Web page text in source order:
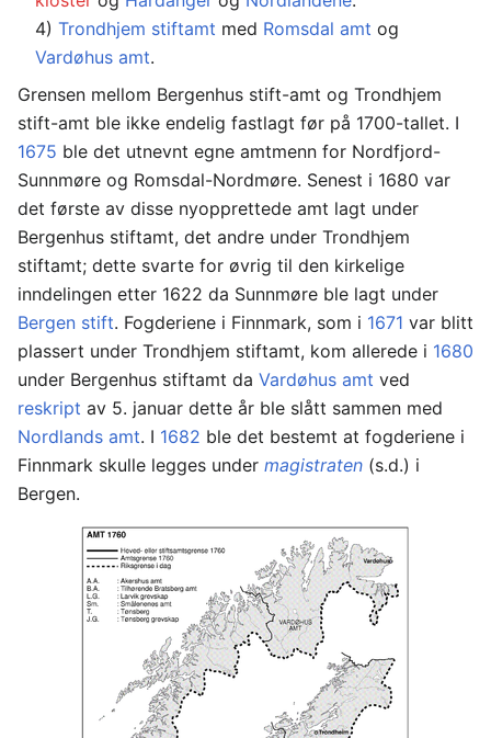
4) Trondhjem stiftamt med Romsdal amt og
Vardøhus amt.
Grensen mellom Bergenhus stift-amt og Trond­hjem
stift-amt ble ikke endelig fastlagt før på 1700-tallet. I
1675 ble det utnevnt egne amtmenn for Nordfjord-
Sunnmøre og Romsdal-Nord­møre. Senest i 1680 var
det første av disse nyopprettede amt lagt under
Bergenhus stiftamt, det andre under Trondhjem
stiftamt; dette svarte for øvrig til den kirkelige
inndelingen etter 1622 da Sunnmøre ble lagt under
Bergen stift. Fogde­riene i Finnmark, som i 1671 var blitt
plassert under Trondhjem stiftamt, kom allerede i 1680
under Bergenhus stiftamt da Vardøhus amt ved
reskript av 5. januar dette år ble slått sammen med
Nordlands amt. I 1682 ble det bestemt at fogderi­ene i
Finnmark skulle legges under magistraten (s.d.) i
Bergen.